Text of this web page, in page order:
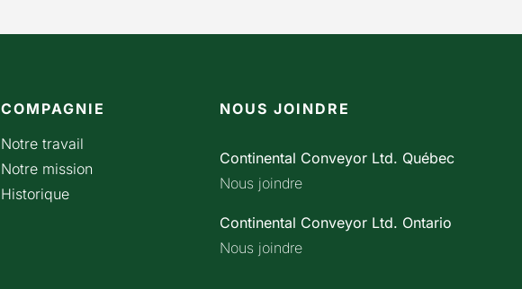
COMPAGNIE
Notre travail
Notre mission
Historique
NOUS JOINDRE
Continental Conveyor Ltd. Québec
Nous joindre
Continental Conveyor Ltd. Ontario
Nous joindre